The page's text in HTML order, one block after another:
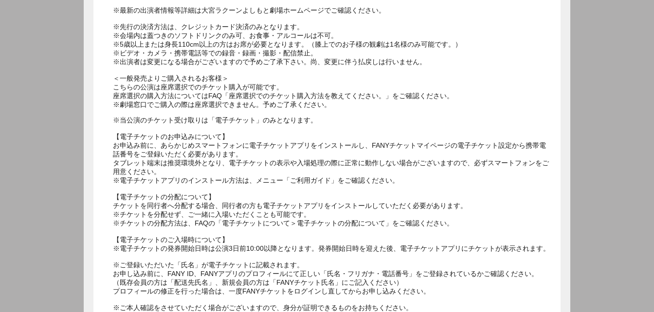
※最新の出演者情報等詳細は大宮ラクーンよしもと劇場ホームページでご確認ください。
※先行の決済方法は、クレジットカード決済のみとなります。
※会場内は蓋つきのソフトドリンクのみ可、お食事・アルコールは不可。
※5歳以上または身長110cm以上の方はお席が必要となります。（膝上でのお子様の観劇は1名様のみ可能です。）
※ビデオ・カメラ・携帯電話等での録音・録画・撮影・配信禁止。
※出演者は変更になる場合がございますので予めご了承下さい。尚、変更に伴う払戻しは行いません。
＜一般発売よりご購入されるお客様＞
こちらの公演は座席選択でのチケット購入が可能です。
座席選択の購入方法についてはFAQ「座席選択でのチケット購入方法を教えてください。」をご確認ください。
※劇場窓口でご購入の際は座席選択できません。予めご了承ください。
※当公演のチケット受け取りは「電子チケット」のみとなります。
【電子チケットのお申込みについて】
お申込み前に、あらかじめスマートフォンに電子チケットアプリをインストールし、FANYチケットマイページの電子チケット設定から携帯電
話番号をご登録いただく必要があります。
タブレット端末は推奨環境外となり、電子チケットの表示や入場処理の際に正常に動作しない場合がございますので、必ずスマートフォンをご
用意ください。
※電子チケットアプリのインストール方法は、メニュー「ご利用ガイド」をご確認ください。
【電子チケットの分配について】
チケットを同行者へ分配する場合、同行者の方も電子チケットアプリをインストールしていただく必要があります。
※チケットを分配せず、ご一緒に入場いただくことも可能です。
※チケットの分配方法は、FAQの「電子チケットについて＞電子チケットの分配について」をご確認ください。
【電子チケットのご入場時について】
※電子チケットの発券開始日時は公演3日前10:00以降となります。発券開始日時を迎えた後、電子チケットアプリにチケットが表示されます。
※ご登録いただいた「氏名」が電子チケットに記載されます。
お申し込み前に、FANY ID、FANYアプリのプロフィールにて正しい「氏名・フリガナ・電話番号」をご登録されているかご確認ください。
（既存会員の方は「配送先氏名」、新規会員の方は「FANYチケット氏名」にご記入ください）
プロフィールの修正を行った場合は、一度FANYチケットをログインし直してからお申し込みください。
※ご本人確認をさせていただく場合がございますので、身分が証明できるものをお持ちください。